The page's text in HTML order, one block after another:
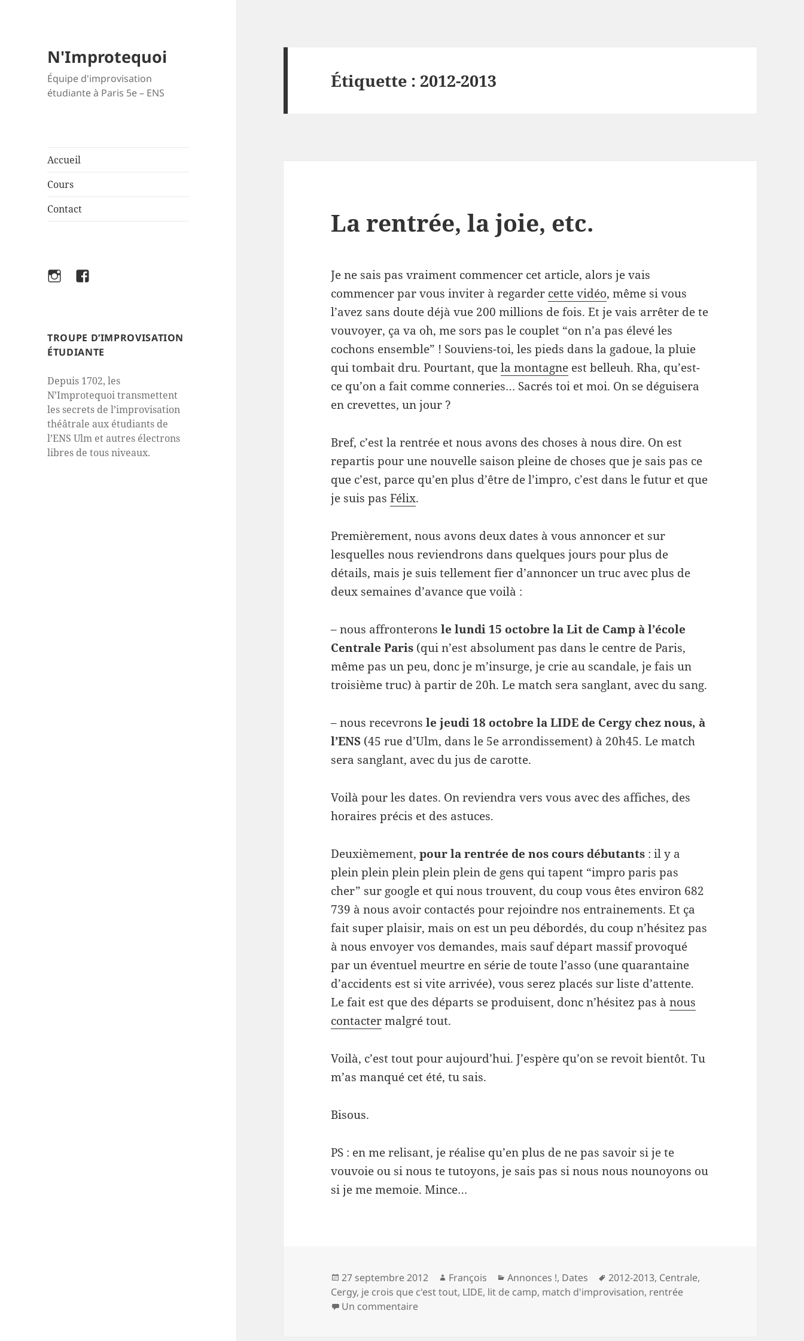
N'Improtequoi
Équipe d'improvisation
étudiante à Paris 5e – ENS
Accueil
Cours
Contact
InstagramFacebook
TROUPE D’IMPROVISATION
ÉTUDIANTE
Depuis 1702, les
N’Improtequoi transmettent
les secrets de l’improvisation
théâtrale aux étudiants de
l’ENS Ulm et autres électrons
libres de tous niveaux.
Étiquette : 2012-2013
La rentrée, la joie, etc.
Je ne sais pas vraiment commencer cet article, alors je vais
commencer par vous inviter à regarder cette vidéo, même si vous
l’avez sans doute déjà vue 200 millions de fois. Et je vais arrêter de te
vouvoyer, ça va oh, me sors pas le couplet “on n’a pas élevé les
cochons ensemble” ! Souviens-toi, les pieds dans la gadoue, la pluie
qui tombait dru. Pourtant, quela montagne est belleuh. Rha, qu’est-
ce qu’on a fait comme conneries… Sacrés toi et moi. On se déguisera
en crevettes, un jour ?
Bref, c’est la rentrée et nous avons des choses à nous dire. On est
repartis pour une nouvelle saison pleine de choses que je sais pas ce
que c’est, parce qu’en plus d’être de l’impro, c’est dans le futur et que
je suis pasFélix.
Premièrement, nous avons deux dates à vous annoncer et sur
lesquelles nous reviendrons dans quelques jours pour plus de
détails, mais je suis tellement fier d’annoncer un truc avec plus de
deux semaines d’avance que voilà :
– nous affronterons le lundi 15 octobre la Lit de Camp à l’école
Centrale Paris (qui n’est absolument pas dans le centre de Paris,
même pas un peu, donc je m’insurge, je crie au scandale, je fais un
troisième truc) à partir de 20h. Le match sera sanglant, avec du sang.
– nous recevronsle jeudi 18 octobre la LIDE de Cergy chez nous, à
l’ENS (45 rue d’Ulm, dans le 5e arrondissement) à 20h45. Le match
sera sanglant, avec du jus de carotte.
Voilà pour les dates. On reviendra vers vous avec des affiches, des
horaires précis et des astuces.
Deuxièmement,pour la rentrée de nos cours débutants : il y a
plein plein plein plein plein de gens qui tapent “impro paris pas
cher” sur google et qui nous trouvent, du coup vous êtes environ 682
739 à nous avoir contactés pour rejoindre nos entrainements. Et ça
fait super plaisir, mais on est un peu débordés, du coup n’hésitez pas
à nous envoyer vos demandes, mais sauf départ massif provoqué
par un éventuel meurtre en série de toute l’asso (une quarantaine
d’accidents est si vite arrivée), vous serez placés sur liste d’attente.
Le fait est que des départs se produisent, donc n’hésitez pas ànous
contactermalgré tout.
Voilà, c’est tout pour aujourd’hui. J’espère qu’on se revoit bientôt. Tu
m’as manqué cet été, tu sais.
Bisous.
PS : en me relisant, je réalise qu’en plus de ne pas savoir si je te
vouvoie ou si nous te tutoyons, je sais pas si nous nous nounoyons ou
si je me memoie. Mince…
Publié
le
27 septembre 2012 Auteur
François Catégories
Annonces !, Dates
Mots-
clés
2012-2013, Centrale,
Cergy, je crois que c'est tout, LIDE, lit de camp, match d'improvisation, rentrée
Un commentairesur La rentrée, la joie, etc.